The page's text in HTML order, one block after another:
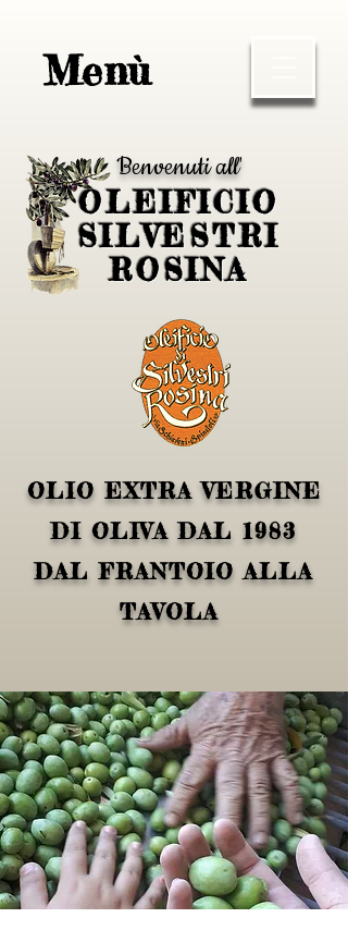
Menù
Benvenuti all'
OLEIFICIO
SILVESTRI
ROSINA
OLIO EXTRA VERGINE
DI OLIVA DAL 1983
DAL FRANTOIO ALLA
TAVOLA